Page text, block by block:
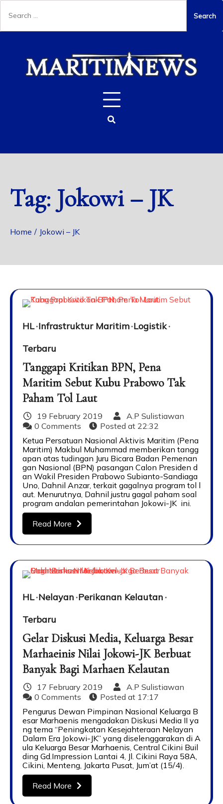
Tag: Jokowi – JK
Home Jokowi – JK
HL Infrastruktur Maritim Logistik
Terbaru
Tanggapi Kritikan BPN, Pena
Maritim Sebut Kubu Prabowo Tak
Paham Tol Laut
19 February 2019
A.P Sulistiawan
0 Comments
Posted at 22:32
Ketua Persatuan Nasional Aktivis Maritim (Pena
Maritim) Makbul Muhammad memberikan tangg
apan atas tudingan Juru Bicara Badan Pemenan
gan Nasional (BPN) pasangan Calon Presiden d
an Wakil Presiden Prabowo Subianto-Sandiaga
Uno, Dahnil Anzar, terkait gagalnya program tol l
aut. Menurutnya, Dahnil justru gagal paham soal
program andalan pemerintahan Jokowi-JK ini.
Read More
HL Nelayan Perikanan Kelautan
Terbaru
Gelar Diskusi Media, Keluarga Besar
Marhaeinis Nilai Jokowi-JK Berbuat
Banyak Bagi Marhaen Kelautan
17 February 2019
A.P Sulistiawan
0 Comments
Posted at 17:17
Pengurus Dewan Pimpinan Nasional Keluarga B
esar Marhaenis mengadakan Diskusi Media II ya
ng tema “Peningkatan Kesejahteraan Nelayan
Dalam Era Jokowi-JK” yang diselenggarakan di A
ula Keluarga Besar Marhaenis, Central Cikini Buil
ding Gd.Impression Lantai 4, Jl. Cikini Raya 58A,
Cikini, Menteng, Jakarta Pusat, Jum’at (15/4).
Read More